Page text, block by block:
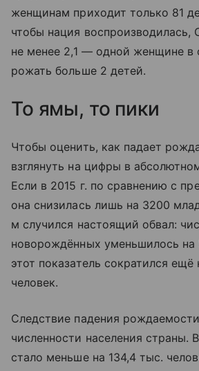
женщинам приходит только 81
чтобы нация
не менее 2,1 — одной женщине в
рожать больше 2 детей.
То ямы, то пики
Чтобы оценить, как падает
взглянуть на цифры в
Если в 2015 г. по сравнению с
она снизилась лишь на 3200
м случился настоящий обвал:
новорождённых уменьшилось на
этот показатель сократился
человек.
Следствие падения
численности населения страны.
стало меньше на 134,4 тыс.